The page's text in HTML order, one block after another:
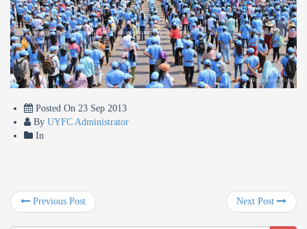
Posted On 23 Sep 2013
By UYFC Administrator
In
Previous Post Next Post